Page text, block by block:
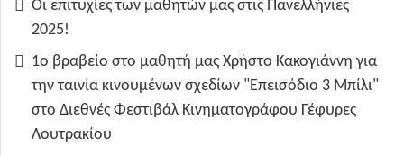
Οι επιτυχίες των μαθητών μας στις Πανελλήνιες
2025!
1ο βραβείο στο μαθητή μας Χρήστο Κακογιάννη για
την ταινία κινουμένων σχεδίων "Επεισόδιο 3 Μπίλι"
στο Διεθνές Φεστιβάλ Κινηματογράφου Γέφυρες
Λουτρακίου